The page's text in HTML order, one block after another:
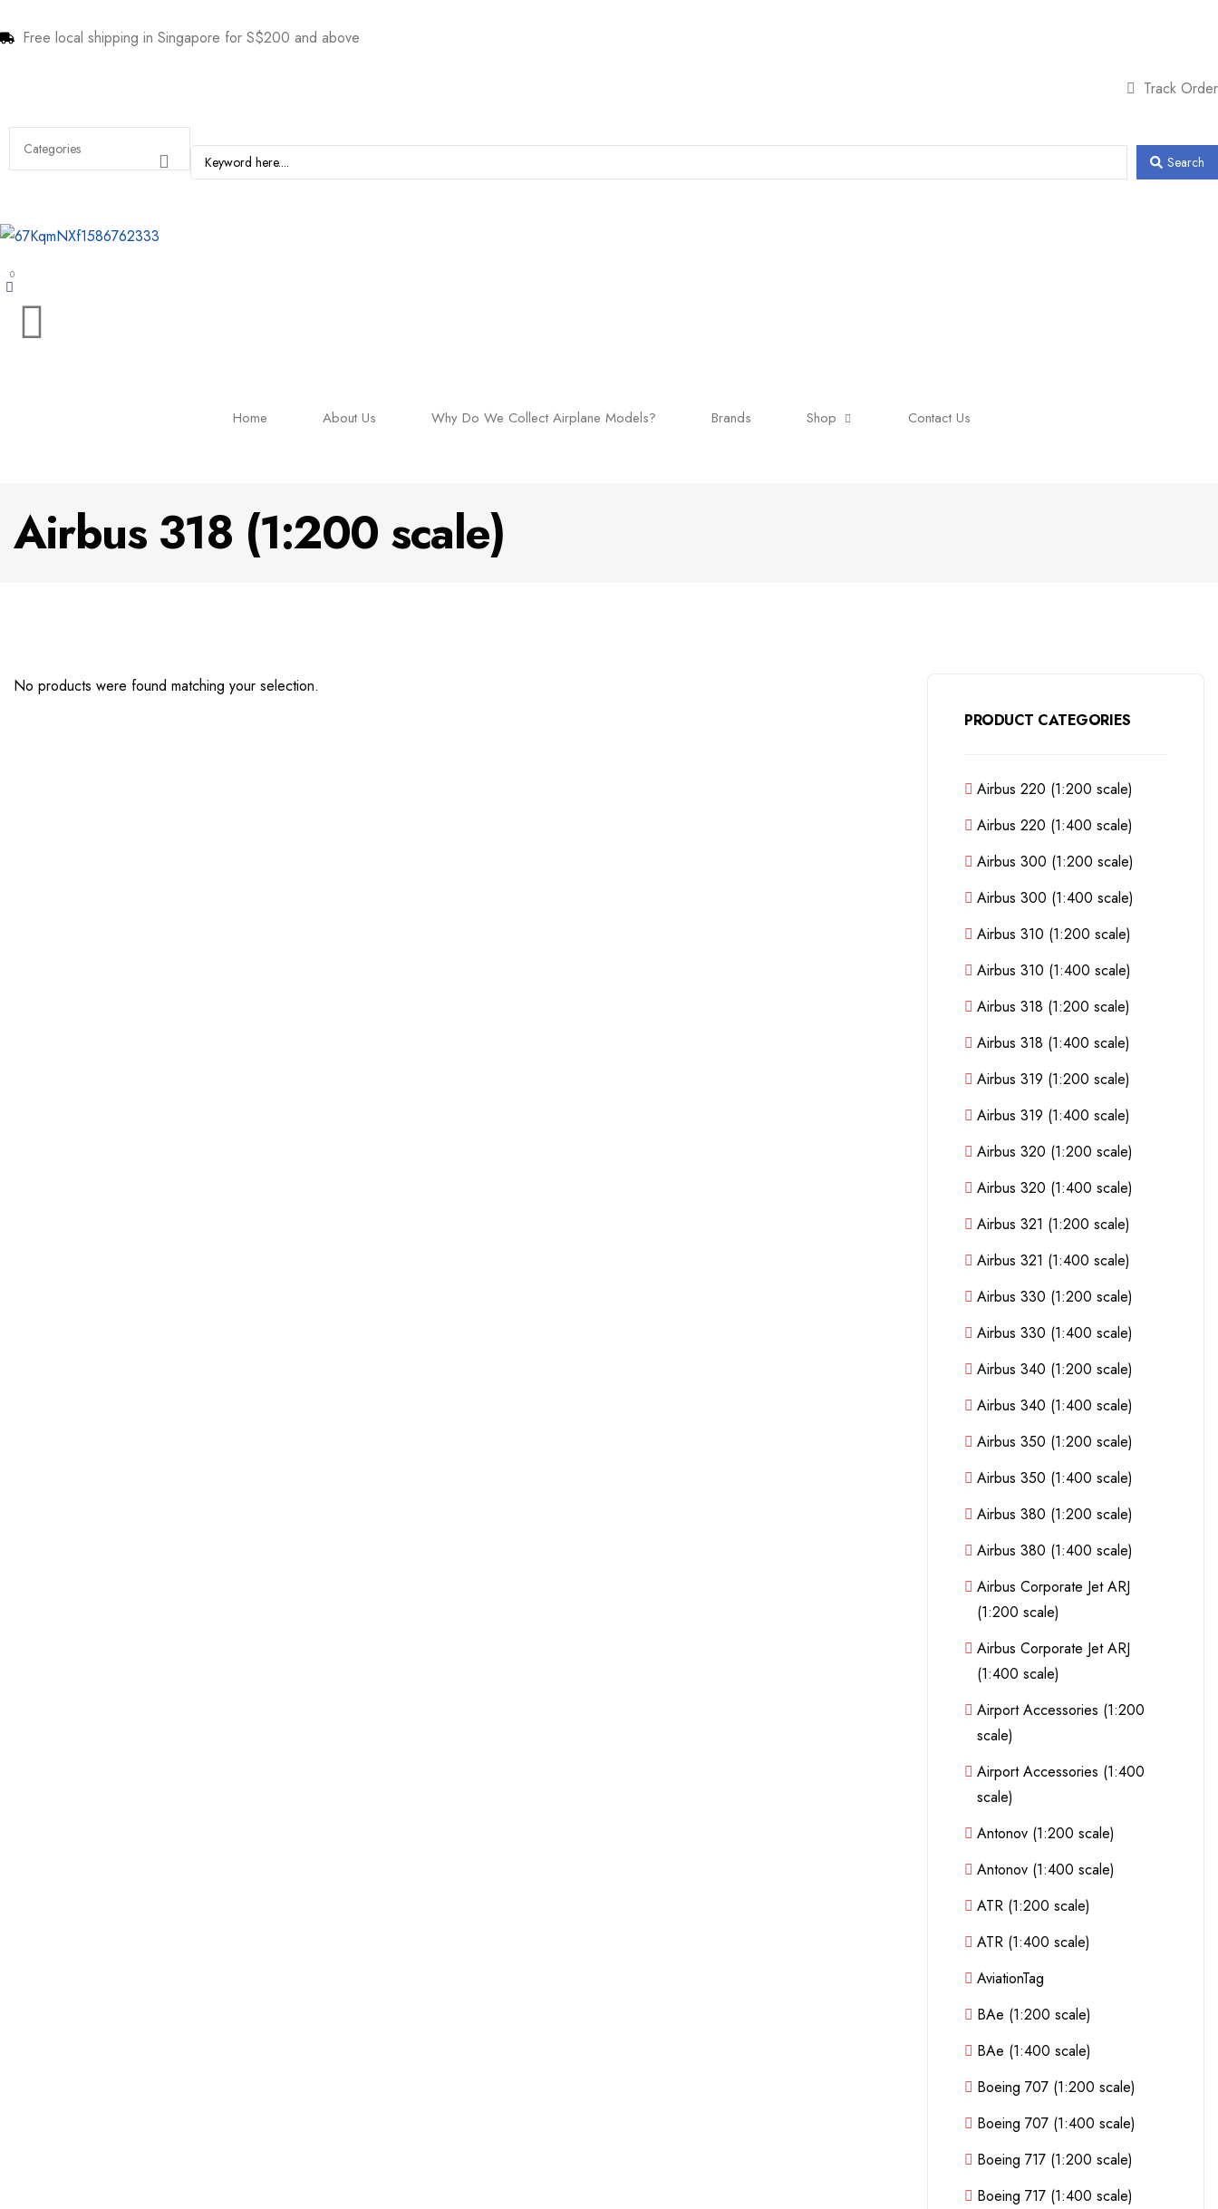
Free local shipping in Singapore for S$200 and above
Track Order
Search
0
Home About Us Why Do We Collect Airplane Models? Brands Shop Contact Us
Airbus 318 (1:200 scale)
No products were found matching your selection.
PRODUCT CATEGORIES
Airbus 220 (1:200 scale)
Airbus 220 (1:400 scale)
Airbus 300 (1:200 scale)
Airbus 300 (1:400 scale)
Airbus 310 (1:200 scale)
Airbus 310 (1:400 scale)
Airbus 318 (1:200 scale)
Airbus 318 (1:400 scale)
Airbus 319 (1:200 scale)
Airbus 319 (1:400 scale)
Airbus 320 (1:200 scale)
Airbus 320 (1:400 scale)
Airbus 321 (1:200 scale)
Airbus 321 (1:400 scale)
Airbus 330 (1:200 scale)
Airbus 330 (1:400 scale)
Airbus 340 (1:200 scale)
Airbus 340 (1:400 scale)
Airbus 350 (1:200 scale)
Airbus 350 (1:400 scale)
Airbus 380 (1:200 scale)
Airbus 380 (1:400 scale)
Airbus Corporate Jet ARJ
(1:200 scale)
Airbus Corporate Jet ARJ
(1:400 scale)
Airport Accessories (1:200
scale)
Airport Accessories (1:400
scale)
Antonov (1:200 scale)
Antonov (1:400 scale)
ATR (1:200 scale)
ATR (1:400 scale)
AviationTag
BAe (1:200 scale)
BAe (1:400 scale)
Boeing 707 (1:200 scale)
Boeing 707 (1:400 scale)
Boeing 717 (1:200 scale)
Boeing 717 (1:400 scale)